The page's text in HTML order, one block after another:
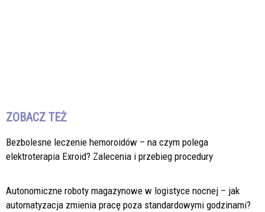
ZOBACZ TEŻ
Bezbolesne leczenie hemoroidów – na czym polega
elektroterapia Exroid? Zalecenia i przebieg procedury
Autonomiczne roboty magazynowe w logistyce nocnej – jak
automatyzacja zmienia pracę poza standardowymi godzinami?